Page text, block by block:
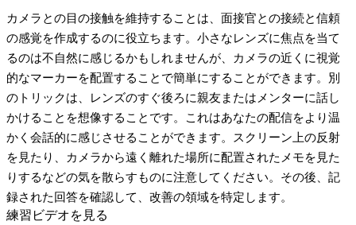
カメラとの目の接触を維持することは、面接官との接続と信頼
の感覚を作成するのに役立ちます。小さなレンズに焦点を当て
るのは不自然に感じるかもしれませんが、カメラの近くに視覚
的なマーカーを配置することで簡単にすることができます。別
のトリックは、レンズのすぐ後ろに親友またはメンターに話し
かけることを想像することです。これはあなたの配信をより温
かく会話的に感じさせることができます。スクリーン上の反射
を見たり、カメラから遠く離れた場所に配置されたメモを見た
りするなどの気を散らすものに注意してください。その後、記
録された回答を確認して、改善の領域を特定します。
練習ビデオを見る